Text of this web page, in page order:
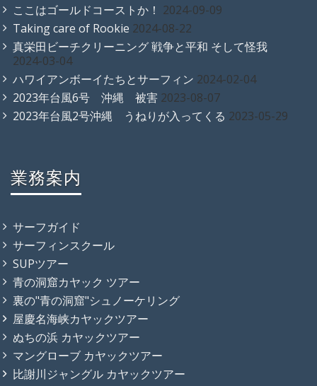
ここはゴールドコーストか！ 2024-09-09
Taking care of Rookie 2024-08-22
真栄田ビーチクリーニング 戦争と平和 そして怪我
2024-03-04
ハワイアンボーイたちとサーフィン 2024-02-04
2023年台風6号 沖縄 被害 2023-08-07
2023年台風2号沖縄 うねりが入ってくる 2023-05-29
業務案内
サーフガイド
サーフィンスクール
SUPツアー
青の洞窟カヤック ツアー
裏の"青の洞窟"シュノーケリング
屋慶名海峡カヤックツアー
ぬちの浜 カヤックツアー
マングローブ カヤックツアー
比謝川ジャングル カヤックツアー